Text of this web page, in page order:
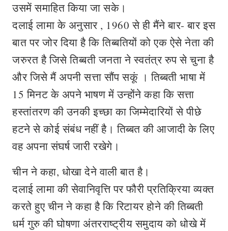
उसमें समाहित किया जा सके।
दलाई लामा के अनुसार , 1960 से ही मैंने बार- बार इस
बात पर जोर दिया है कि तिब्बतियों को एक ऐसे नेता की
जरुरत है जिसे तिब्बती जनता ने स्वतंत्र रुप से चुना है
और जिसे मैं अपनी सत्ता सौंप सकूं । तिब्बती भाषा में
15 मिनट के अपने भाषण में उन्होंने कहा कि सत्ता
हस्तांतरण की उनकी इच्छा का जिम्मेदारियों से पीछे
हटने से कोई संबंध नहीं है। तिब्बत की आजादी के लिए
वह अपना संघर्ष जारी रखेगे।
चीन ने कहा, धोखा देने वाली बात है।
दलाई लामा की सेवानिवृत्ति पर फौरी प्रतिक्रिया व्यक्त
करते हुए चीन ने कहा है कि रिटायर होने की तिब्बती
धर्म गुरु की घोषणा अंतरराष्ट्रीय समुदाय को धोखे में